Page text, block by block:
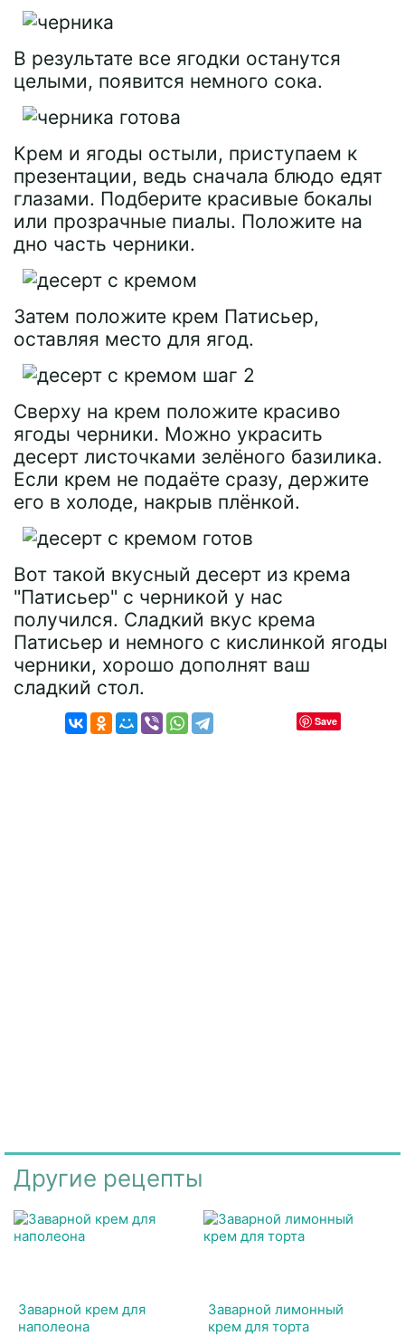
В результате все ягодки останутся
целыми, появится немного сока.
Крем и ягоды остыли, приступаем к
презентации, ведь сначала блюдо едят
глазами. Подберите красивые бокалы
или прозрачные пиалы. Положите на
дно часть черники.
Затем положите крем Патисьер,
оставляя место для ягод.
Сверху на крем положите красиво
ягоды черники. Можно украсить
десерт листочками зелёного базилика.
Если крем не подаёте сразу, держите
его в холоде, накрыв плёнкой.
Вот такой вкусный десерт из крема
"Патисьер" с черникой у нас
получился. Сладкий вкус крема
Патисьер и немного с кислинкой ягоды
черники, хорошо дополнят ваш
сладкий стол.
Save
Другие рецепты
Заварной крем для
наполеона
Заварной лимонный
крем для торта